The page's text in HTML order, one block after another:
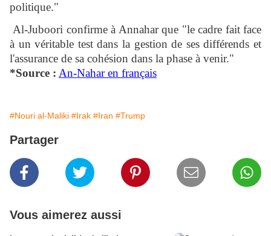
politique."
Al-Juboori confirme à Annahar que "le cadre fait face
à un véritable test dans la gestion de ses différends et
l'assurance de sa cohésion dans la phase à venir."
*Source : An-Nahar en français
#Nouri al-Maliki #Irak #Iran #Trump
Partager
Vous aimerez aussi